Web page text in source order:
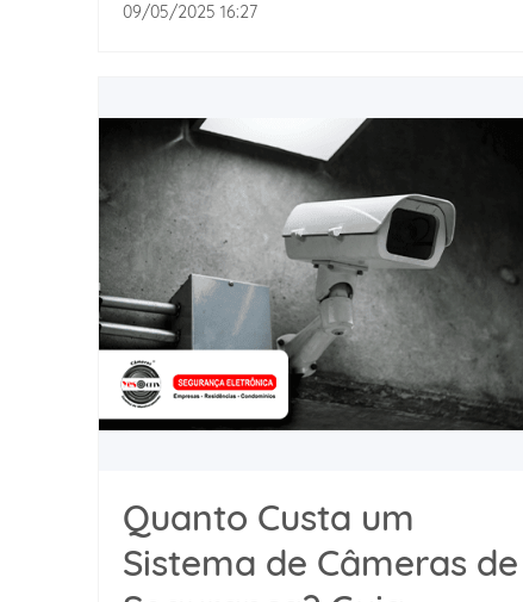
09/05/2025 16:27
Quanto Custa um
Sistema de Câmeras de